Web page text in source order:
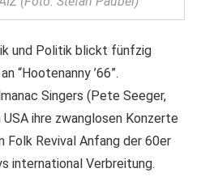
und Politik blickt fünfzig
“Hootenanny ’66”.
Singers (Pete Seeger,
USA ihre zwanglosen Konzerte
Folk Revival Anfang der 60er
international Verbreitung.